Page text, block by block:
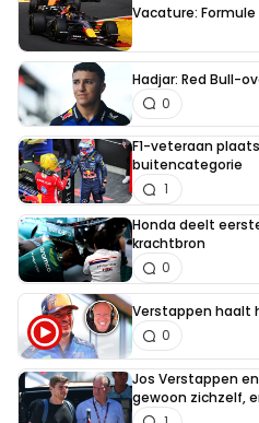
Vacature:
Hadjar: Red Bull-
0
F1-veteraan
buitencategorie
1
Honda deelt
krachtbron
0
Verstappen haalt
0
Jos Verstappen
gewoon zichzelf,